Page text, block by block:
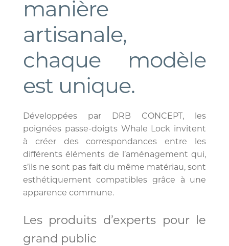
manière
artisanale,
chaque modèle
est unique.
Développées par DRB CONCEPT, les
poignées passe-doigts Whale Lock invitent
à créer des correspondances entre les
différents éléments de l’aménagement qui,
s’ils ne sont pas fait du même matériau, sont
esthétiquement compatibles grâce à une
apparence commune.
Les produits d’experts pour le
grand public